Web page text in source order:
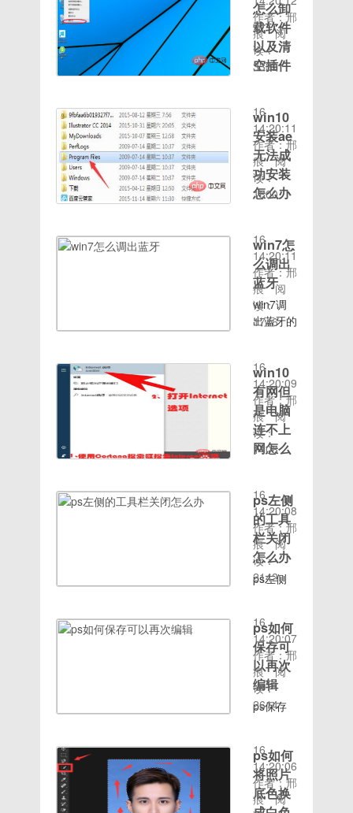
使用刷机
精灵等第
三方刷机
工具找回
手机又打
开“USB
调试模
式”，那
么就可以
借助刷机
码。下载
并安装刷
机精灵，
接着将手
机与电脑
连接，选
他”功能
就可以
按照小编
的操作走
一遍就可
以
了。
载root大
师和安装
手机恢复
大师这两
个软件安
装，先安
手机root
权限，只
有获取了
root权限
后才能进
行手机照
工作。2.
手机获得
root权限
后，安装
并打开安
卓手
复root权
限 （设
置安全中
心打开）
更改长按
示清除内
存的功能
（长按锁
屏等以后
加入高级
设置 基
音量唤醒
功能加入
关闭按键
灯功能。
链
接:https://
ROOT授
权 ,完美
Root加
入程序冻
结功能添
FIRE设
置中 添
加查看
WIFI密
码 查看
应用包名
高级重
启,支持
重启到
recovery、
fastboot
链
是使用，
今天小编
就来告诉
你手机
nfc的使
法。
nfc也就
是近场通
信，近场
通信是一
种新兴的
技术，使
NFC技
术的设备
可以在彼
此靠近的
情况下进
行数据交
射频识别
及互连互
通技术整
合演变而
来，今天
小编来跟
的使用方
法。
手机nfc
功能怎么
用 小
编这里以
为例说
明。
一：
NFC分
享功
能
1.NFC分
NFC用
在手机上
的最初的
用法，通
光，提高
你的睡眠
质量。所
以今天教
模式条
件:我的
教程、一
只灵巧的
小手步骤
如下:1.
中的小齿
轮进入设
置。2.在
设置页面
中选择系
统设置模
接下来的
窗口中选
中显示菜
单栏。将
旁边的夜
间模式开
以点
击"夜间
模式设
置"对其
进行设置
PS:如果
定时间内
开启夜间
模式 这
个按钮的
话。我们
的电脑需
位。在右
下角通知
栏有这个
开关[吐
舌][吐舌]
决办法：
1、我们
右击电脑
桌面，弹
出的界
选择查
看；2、
弹出的界
面，我们
点击显示
桌面图
显示桌面
图标了。
以上就是
windows10
桌面图标
不见了怎
更多请关
注php中
文网其它
相关文
章！
怎么卸
载软件
以及清
空插件
以及清空
插件的方
法：1、
首先，在
win10系
统桌面
这台计算
机图标，
右击，单
击“属
性”。如
下图。或
快捷键
WINDOWS
键
+PauseBreak
键。打开
系统属
系统属性
的窗口，
点击左上
角的“控
制面
板”窗
图。要快
速打开
win10系
统“控制
面板”，
还可以在
开始菜单
中输
入”contrl
panel“点
击搜索即
作者：邢
痕
阅
读：
3332
win10
安装ae
无法成
功安装
怎么办
法成功安
装的解决
方法：
1、在电
脑中的c
盘删除它
件夹的内
容即可。
首先打开
电脑中的
c盘。在
列表中找
Files的
文件夹。
2、接着
打开
Common
Files的
开，如
图：3、
接着打开
Adobe文
件夹；，
在列表中
caps的
文件夹并
点击打
开，如
图：4、
16
14:20:11
作者：邢
痕
阅
读：
1600
win7怎
么调出
蓝牙
win7调
出蓝牙的
电脑，点
击工具栏
的【开
始】，再
点击【控
制面板】
页面，点
击【网络
和共享中
心】3、
进入页
面，点击
配器设
置】4、
进入页
面，鼠标
右击，点
击蓝牙，
出现对话
【属
性】。
5、出现
对话框，
16
14:20:11
作者：邢
痕
阅
读：
1746
win10
有网但
是电脑
连不上
网怎么
win10有
网但是电
脑连不上
网的解决
办法：
1、使用
Cortana
索“Internet
选项”，
在搜索结
果中打
开“Internet
选项”2、
属性”窗
口3、将
上方选项
卡切换
16
14:20:09
作者：邢
痕
阅
读：
1406
ps左侧
的工具
栏关闭
怎么办
ps左侧
法：1、
找到最上
方菜单栏
中的【窗
口】2、
点击最下
具】3、
这样左侧
的工具栏
就会出现
了4、如
16
14:20:08
作者：邢
痕
阅
读：
2142
ps如何
保存可
以再次
编辑
ps保存
法：1、
启动ps
软件，打
开你要处
时间：
16
14:20:07
作者：邢
痕
阅
读：
2614
ps如何
将照片
底色换
时间：
16
14:20:06
作者：邢
痕
阅